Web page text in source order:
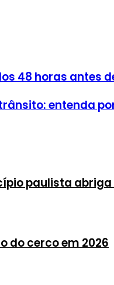
48 horas antes
entenda
paulista
do cerco em 2026